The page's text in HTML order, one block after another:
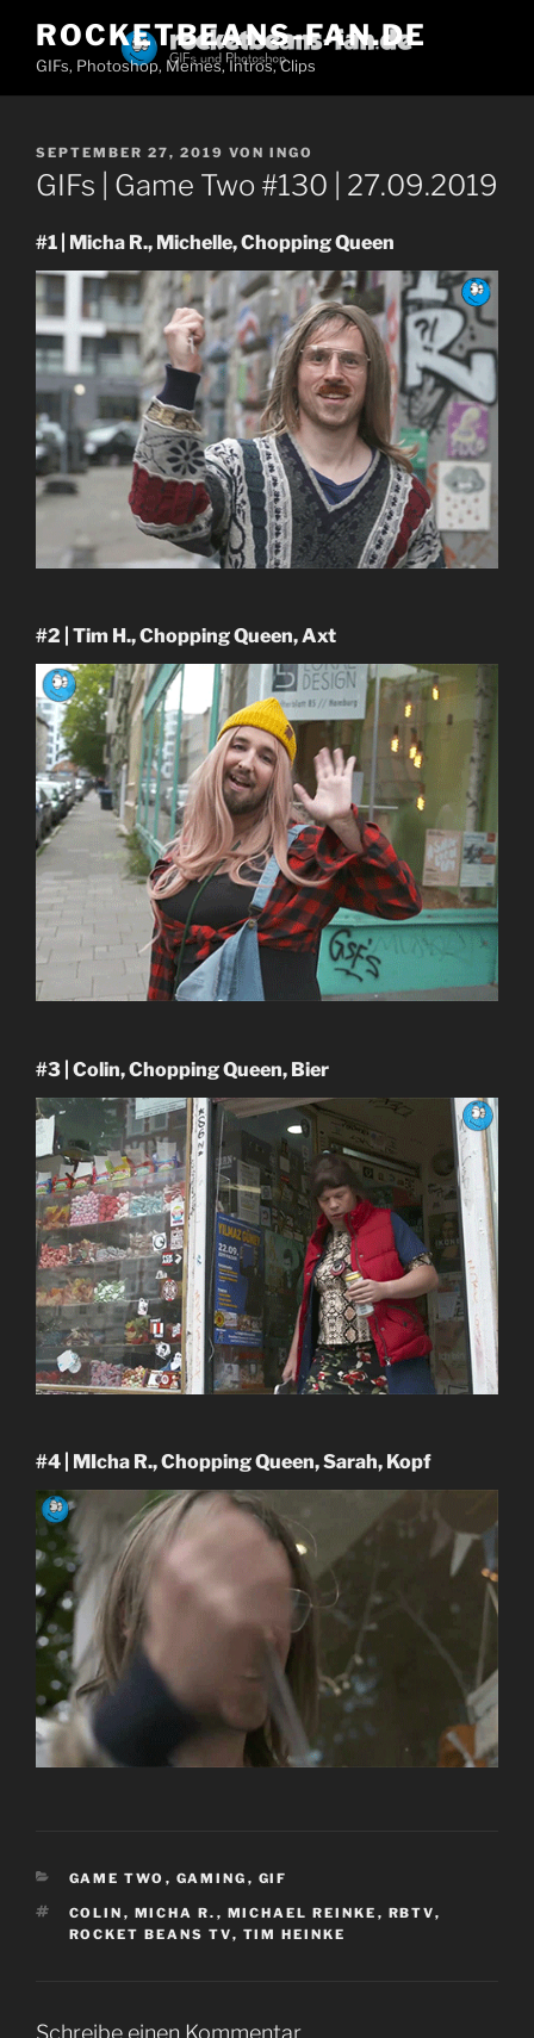
Inhalt
springen
ROCKETBEANS-FAN.DE
GIFs, Photoshop, Memes, Intros, Clips
VERÖFFENTLICHT
AM
SEPTEMBER 27, 2019 VON INGO
GIFs | Game Two #130 | 27.09.2019
#1 | Micha R., Michelle, Chopping Queen
#2 | Tim H., Chopping Queen, Axt
#3 | Colin, Chopping Queen, Bier
#4 | MIcha R., Chopping Queen, Sarah, Kopf
KATEGORIEN
GAME TWO , GAMING , GIF
SCHLAGWÖRTER
COLIN , MICHA R. , MICHAEL REINKE , RBTV,
ROCKET BEANS TV, TIM HEINKE
Schreibe einen Kommentar